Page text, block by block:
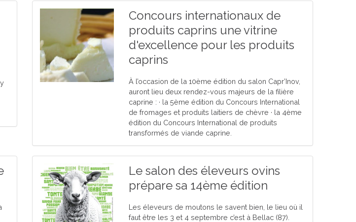
Concours internationaux de
produits caprins une vitrine
d'excellence pour les produits
caprins
À l’occasion de la 10ème édition du salon Capr’Inov,
auront lieu deux rendez-vous majeurs de la filière
caprine : · la 5ème édition du Concours International
de fromages et produits laitiers de chèvre · la 4ème
édition du Concours International de produits
transformés de viande caprine.
Le salon des éleveurs ovins
prépare sa 14ème édition
Les éleveurs de moutons le savent bien, le lieu où il
faut être les 3 et 4 septembre c’est à Bellac (87).